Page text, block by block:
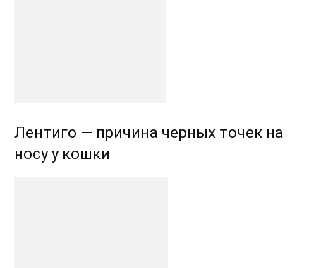
Лентиго — причина черных точек на
носу у кошки